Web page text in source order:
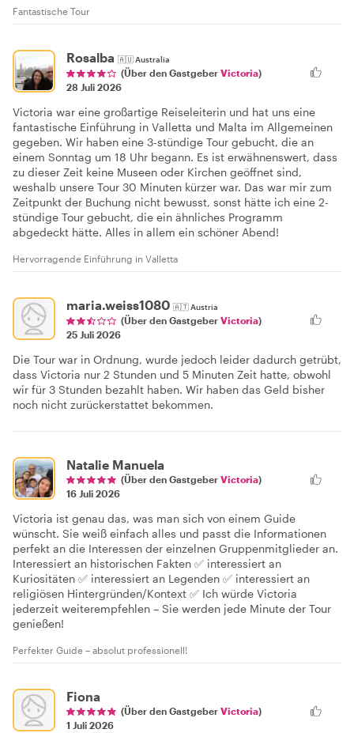
Fantastische Tour
Rosalba 🇦🇺Australia
(Über den Gastgeber Victoria)
28 Juli 2026
Victoria war eine großartige Reiseleiterin und hat uns eine
fantastische Einführung in Valletta und Malta im Allgemeinen
gegeben. Wir haben eine 3-stündige Tour gebucht, die an
einem Sonntag um 18 Uhr begann. Es ist erwähnenswert, dass
zu dieser Zeit keine Museen oder Kirchen geöffnet sind,
weshalb unsere Tour 30 Minuten kürzer war. Das war mir zum
Zeitpunkt der Buchung nicht bewusst, sonst hätte ich eine 2-
stündige Tour gebucht, die ein ähnliches Programm
abgedeckt hätte. Alles in allem ein schöner Abend!
Hervorragende Einführung in Valletta
maria.weiss1080 🇦🇹Austria
(Über den Gastgeber Victoria)
25 Juli 2026
Die Tour war in Ordnung, wurde jedoch leider dadurch getrübt,
dass Victoria nur 2 Stunden und 5 Minuten Zeit hatte, obwohl
wir für 3 Stunden bezahlt haben. Wir haben das Geld bisher
noch nicht zurückerstattet bekommen.
Natalie Manuela
(Über den Gastgeber Victoria)
16 Juli 2026
Victoria ist genau das, was man sich von einem Guide
wünscht. Sie weiß einfach alles und passt die Informationen
perfekt an die Interessen der einzelnen Gruppenmitglieder an.
Interessiert an historischen Fakten ✅ interessiert an
Kuriositäten ✅ interessiert an Legenden ✅ interessiert an
religiösen Hintergründen/Kontext ✅ Ich würde Victoria
jederzeit weiterempfehlen – Sie werden jede Minute der Tour
genießen!
Perfekter Guide – absolut professionell!
Fiona
(Über den Gastgeber Victoria)
1 Juli 2026